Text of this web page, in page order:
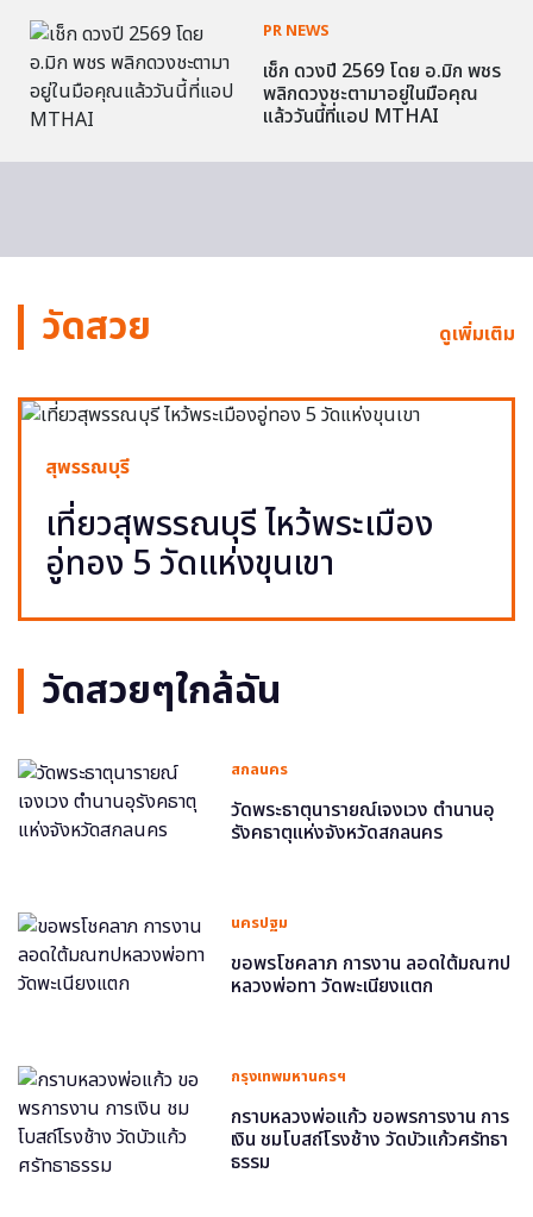
PR NEWS
เช็ก ดวงปี 2569 โดย อ.มิก พชร
พลิกดวงชะตามาอยู่ในมือคุณ
แล้ววันนี้ที่แอป MTHAI
วัดสวย ดูเพิ่มเติม
สุพรรณบุรี
เที่ยวสุพรรณบุรี ไหว้พระเมือง
อู่ทอง 5 วัดแห่งขุนเขา
วัดสวยๆใกล้ฉัน
สกลนคร
วัดพระธาตุนารายณ์เจงเวง ตำนานอุ
รังคธาตุแห่งจังหวัดสกลนคร
นครปฐม
ขอพรโชคลาภ การงาน ลอดใต้มณฑป
หลวงพ่อทา วัดพะเนียงแตก
กรุงเทพมหานครฯ
กราบหลวงพ่อแก้ว ขอพรการงาน การ
เงิน ชมโบสถ์โรงช้าง วัดบัวแก้วศรัทธา
ธรรม